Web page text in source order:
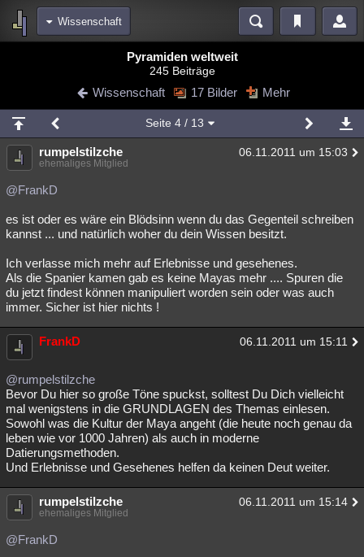
Wissenschaft
Blogs Videos
Chat Wiki Neuigkeiten
meine Rubriken
Menschen Wissenschaft Mystery Kriminalfälle
Spiritualität
Natur Umfragen Unterhaltung
Philosophie Träume Orte Esoterik Literatur
Astronomie Helpdesk Gruppen Gaming Filme
Musik
Übersichten
Besucht Teilgenommen
Lesenswert Schlüsselwörter
Pyramiden weltweit
245 Beiträge
Wissenschaft 17 Bilder Mehr
Seite 4/ 13
rumpelstilzche 06.11.2011 um 15:03
ehemaliges Mitglied
@FrankD
es ist oder es wäre ein Blödsinn wenn du das Gegenteil schreiben
kannst ... und natürlich woher du dein Wissen besitzt.
Ich verlasse mich mehr auf Erlebnisse und gesehenes.
Als die Spanier kamen gab es keine Mayas mehr .... Spuren die
du jetzt findest können manipuliert worden sein oder was auch
immer. Sicher ist hier nichts !
FrankD 06.11.2011 um 15:11
@rumpelstilzche
Bevor Du hier so große Töne spuckst, solltest Du Dich vielleicht
mal wenigstens in die GRUNDLAGEN des Themas einlesen.
Sowohl was die Kultur der Maya angeht (die heute noch genau da
leben wie vor 1000 Jahren) als auch in moderne
Datierungsmethoden.
Und Erlebnisse und Gesehenes helfen da keinen Deut weiter.
rumpelstilzche 06.11.2011 um 15:14
ehemaliges Mitglied
@FrankD